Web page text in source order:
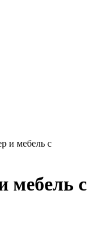
и мебель с
мебель с